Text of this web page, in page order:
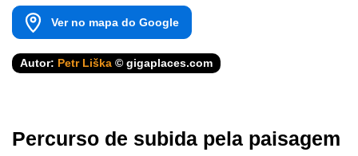
Ver no mapa do Google
Autor: Petr Liška © gigaplaces.com
Percurso de subida pela paisagem